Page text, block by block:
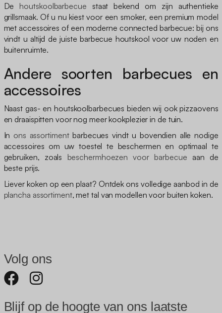
De houtskoolbarbecue staat bekend om zijn authentieke
grillsmaak. Of u nu kiest voor een smoker, een premium model
met accessoires of een moderne connected barbecue: bij ons
vindt u altijd de juiste barbecue houtskool voor uw noden en
buitenruimte.
Andere soorten barbecues en
accessoires
Naast gas- en houtskoolbarbecues bieden wij ook pizzaovens
en draaispitten voor nog meer kookplezier in de tuin.
In ons assortimentbarbecues vindt u bovendien alle nodige
accessoires om uw toestel te beschermen en optimaal te
gebruiken, zoals beschermhoezen voor barbecue aan de
beste prijs.
Liever koken op een plaat? Ontdek ons volledige aanbod in de
plancha assortiment, met tal van modellen voor buiten koken.
Volg ons
Blijf op de hoogte van ons laatste